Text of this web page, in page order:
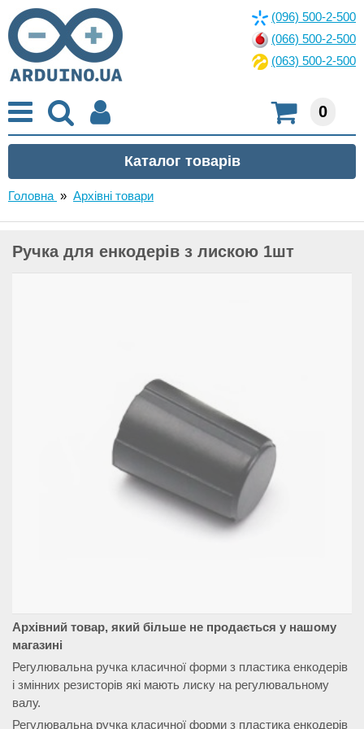
(096) 500-2-500
(066) 500-2-500
(063) 500-2-500
0
Головна » Архівні товари
Ручка для енкодерів з лискою 1шт
Архівний товар, який більше не продається у нашому
магазині
Регулювальна ручка класичної форми з пластика енкодерів
і змінних резисторів які мають лиску на регулювальному
валу.
Регулювальна ручка класичної форми з пластика енкодерів